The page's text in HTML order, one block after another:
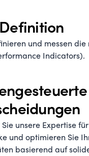
Definition
und messen die
Indicators).
Sie unsere Expertise
und optimieren Sie
basierend auf